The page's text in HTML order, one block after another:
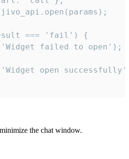
=== 'fail') {
failed to open');
open
the chat window.